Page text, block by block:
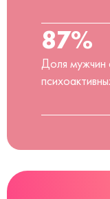
87%
Доля мужчин